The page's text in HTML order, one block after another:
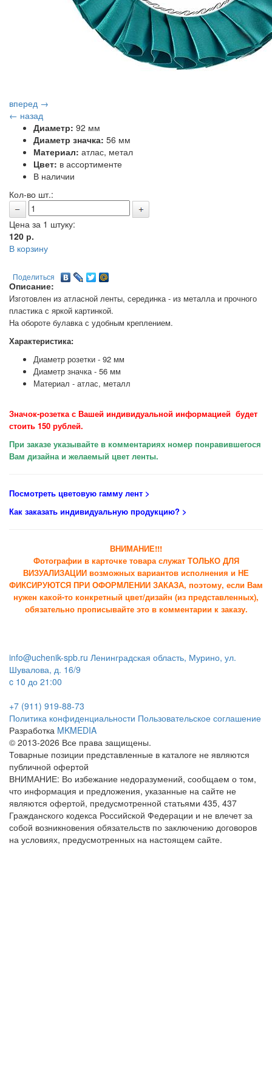
вперед →
← назад
Диаметр: 92 мм
Диаметр значка: 56 мм
Материал: атлас, метал
Цвет: в ассортименте
В наличии
Кол-во шт.:
Цена за 1 штуку:
120 р.
В корзину
Поделиться
Описание:
Изготовлен из атласной ленты, серединка - из металла и прочного
пластика с яркой картинкой.
На обороте булавка с удобным креплением.
Характеристика:
Диаметр розетки - 92 мм
Диаметр значка - 56 мм
Материал - атлас, металл
Значок-розетка с Вашей индивидуальной информацией будет
стоить 150 рублей.
При заказе указывайте в комментариях номер понравившегося
Вам дизайна и желаемый цвет ленты.
Посмотреть цветовую гамму лент >
Как заказать индивидуальную продукцию? >
ВНИМАНИЕ!!!
Фотографии в карточке товара служат ТОЛЬКО ДЛЯ
ВИЗУАЛИЗАЦИИ возможных вариантов исполнения и НЕ
ФИКСИРУЮТСЯ ПРИ ОФОРМЛЕНИИ ЗАКАЗА, поэтому, если Вам
нужен какой-то конкретный цвет/дизайн (из представленных),
обязательно прописывайте это в комментарии к заказу.
info@uchenik-spb.ru Ленинградская область, Мурино, ул.
Шувалова, д. 16/9
c 10 до 21:00
+7 (911) 919-88-73
Политика конфиденциальности Пользовательское соглашение
Разработка MKMEDIA
© 2013-2026 Все права защищены.
Товарные позиции представленные в каталоге не являются
публичной офертой
ВНИМАНИЕ: Во избежание недоразумений, сообщаем о том,
что информация и предложения, указанные на сайте не
являются офертой, предусмотренной статьями 435, 437
Гражданского кодекса Российской Федерации и не влечет за
собой возникновения обязательств по заключению договоров
на условиях, предусмотренных на настоящем сайте.